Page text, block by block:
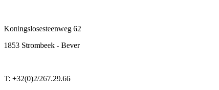
Koningslosesteenweg 62
1853 Strombeek - Bever
T: +32(0)2/267.29.66